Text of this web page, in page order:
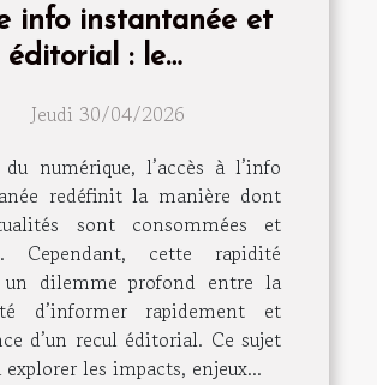
info instantanée et
éditorial : le
Jeudi 30/04/2026
numérique, l’accès à l’info
redéfinit la manière dont
sont consommées et
Cependant, cette rapidité
un dilemme profond entre la
d’informer rapidement et
d’un recul éditorial. Ce sujet
les impacts, enjeux...